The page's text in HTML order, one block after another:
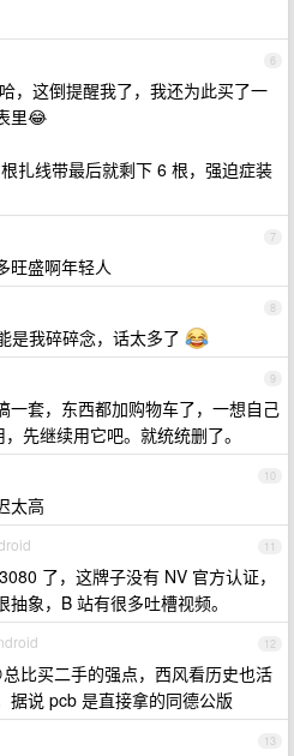
6
，这倒提醒我了，我还为此买了一
里😂
扎线带最后就剩下 6 根，强迫症装
7
旺盛啊年轻人
8
是我碎碎念，话太多了
9
一套，东西都加购物车了，一想自己
先继续用它吧。就统统删了。
10
太高
11
了，这牌子没有 NV 官方认证，
象，B 站有很多吐槽视频。
12
比买二手的强点，西风看历史也活
据说 pcb 是直接拿的同德公版
13